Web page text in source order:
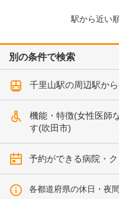
駅から近い
別の条件で検索
千里山駅の周辺駅か
機能・特徴(女性医師
す(吹田市)
予約ができる病院・
各都道府県の休日・夜